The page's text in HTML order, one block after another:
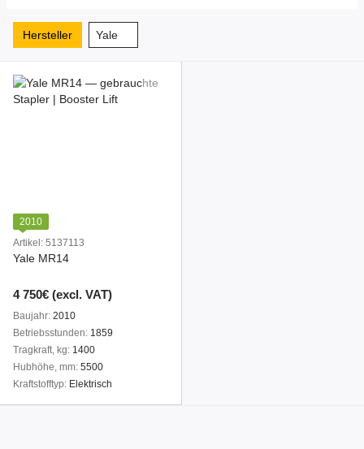
Hersteller Yale
2010
Artikel: 5137113
Yale MR14
4 750€ (excl. VAT)
Baujahr 2010
Betriebsstunden 1859
Tragkraft, kg 1400
Hubhöhe, mm 5500
Kraftstofftyp
Elektrisch